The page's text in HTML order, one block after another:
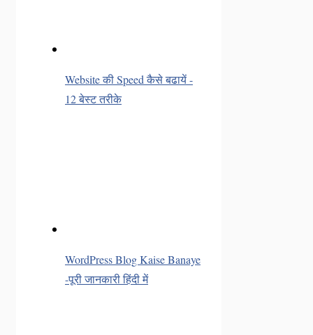
Website की Speed कैसे बढायें -
12 बेस्ट तरीके
WordPress Blog Kaise Banaye
-पूरी जानकारी हिंदी में